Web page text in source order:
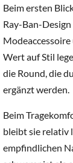
Beim ersten
Ray-Ban-
Wert auf Stil
die Round, die
ergänzt werden.
Beim
bleibt sie relativ
empfindlichen